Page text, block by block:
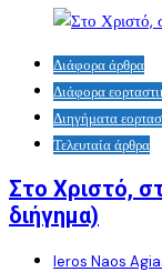
Διάφορα άρθρα
Διάφορα
Διηγήματα
Τελευταία άρθρα
Στο Χριστό,
διήγημα)
Ieros Naos